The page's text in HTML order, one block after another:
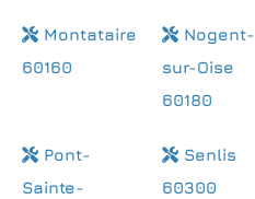
Montataire
60160
Nogent-
sur-Oise
60180
Pont-
Sainte-
Senlis
60300